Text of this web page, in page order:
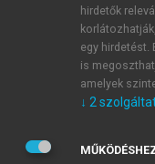
JELSZÓ ÚJRA
Kérek értesítést
Kérek értesítést
Adatkezelési
hirdetők
egy hirdetést.
is
amelyek
↓ 2